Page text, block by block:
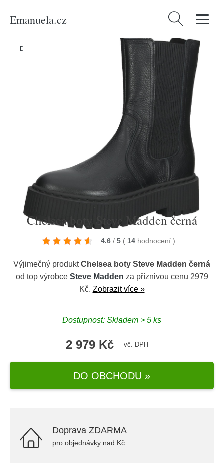
Emanuela.cz Vyhledávání
Domů Chelsea boty Steve Madden černá
Chelsea boty Steve Madden černá
4.6 / 5 ( 14 hodnocení )
Výjimečný produktChelsea boty Steve Madden černá
od top výrobce Steve Madden za příznivou cenu 2979
Kč. Zobrazit více »
Dostupnost: Skladem > 5 ks
2 979 Kč vč. DPH
DO OBCHODU »
Doprava ZDARMA
pro objednávky nad Kč